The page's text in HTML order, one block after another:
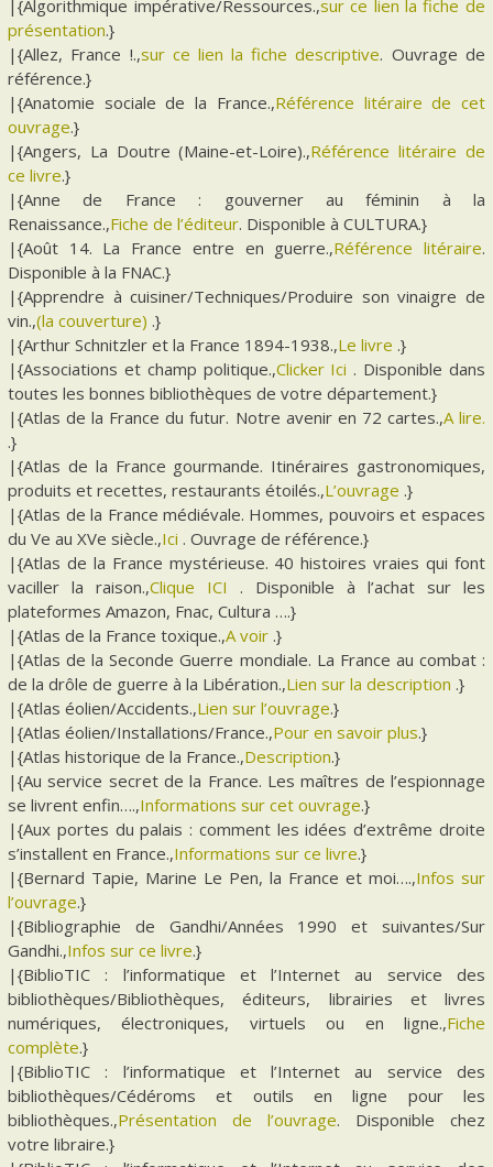
|{Algorithmique impérative/Ressources.,sur ce lien la fiche de
présentation.}
|{Allez, France !.,sur ce lien la fiche descriptive. Ouvrage de
référence.}
|{Anatomie sociale de la France.,Référence litéraire de cet
ouvrage.}
|{Angers, La Doutre (Maine-et-Loire).,Référence litéraire de
ce livre.}
|{Anne de France : gouverner au féminin à la
Renaissance.,Fiche de l’éditeur. Disponible à CULTURA.}
|{Août 14. La France entre en guerre.,Référence litéraire.
Disponible à la FNAC.}
|{Apprendre à cuisiner/Techniques/Produire son vinaigre de
vin.,(la couverture) .}
|{Arthur Schnitzler et la France 1894-1938.,Le livre .}
|{Associations et champ politique.,Clicker Ici . Disponible dans
toutes les bonnes bibliothèques de votre département.}
|{Atlas de la France du futur. Notre avenir en 72 cartes.,A lire.
.}
|{Atlas de la France gourmande. Itinéraires gastronomiques,
produits et recettes, restaurants étoilés.,L’ouvrage .}
|{Atlas de la France médiévale. Hommes, pouvoirs et espaces
du Ve au XVe siècle.,Ici . Ouvrage de référence.}
|{Atlas de la France mystérieuse. 40 histoires vraies qui font
vaciller la raison.,Clique ICI . Disponible à l’achat sur les
plateformes Amazon, Fnac, Cultura ….}
|{Atlas de la France toxique.,A voir .}
|{Atlas de la Seconde Guerre mondiale. La France au combat :
de la drôle de guerre à la Libération.,Lien sur la description .}
|{Atlas éolien/Accidents.,Lien sur l’ouvrage.}
|{Atlas éolien/Installations/France.,Pour en savoir plus.}
|{Atlas historique de la France.,Description.}
|{Au service secret de la France. Les maîtres de l’espionnage
se livrent enfin….,Informations sur cet ouvrage.}
|{Aux portes du palais : comment les idées d’extrême droite
s’installent en France.,Informations sur ce livre.}
|{Bernard Tapie, Marine Le Pen, la France et moi….,Infos sur
l’ouvrage.}
|{Bibliographie de Gandhi/Années 1990 et suivantes/Sur
Gandhi.,Infos sur ce livre.}
|{BiblioTIC : l’informatique et l’Internet au service des
bibliothèques/Bibliothèques, éditeurs, librairies et livres
numériques, électroniques, virtuels ou en ligne.,Fiche
complète.}
|{BiblioTIC : l’informatique et l’Internet au service des
bibliothèques/Cédéroms et outils en ligne pour les
bibliothèques.,Présentation de l’ouvrage. Disponible chez
votre libraire.}